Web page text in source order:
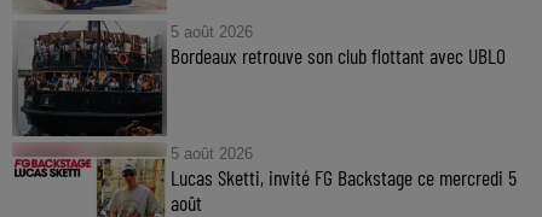
5 août 2026
Bordeaux retrouve son club flottant avec UBLO
5 août 2026
Lucas Sketti, invité FG Backstage ce mercredi 5
août